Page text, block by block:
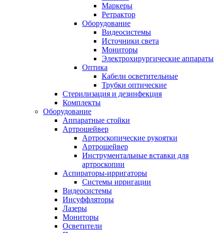
Маркеры
Ретрактор
Оборудование
Видеосистемы
Источники света
Мониторы
Электрохирургические аппараты
Оптика
Кабели осветительные
Трубки оптические
Стерилизация и дезинфекция
Комплекты
Оборудование
Аппаратные стойки
Артрошейвер
Артроскопические рукоятки
Артрошейвер
Инструментальные вставки для
артроскопии
Аспираторы-ирригаторы
Системы ирригации
Видеосистемы
Инсуффляторы
Лазеры
Мониторы
Осветители